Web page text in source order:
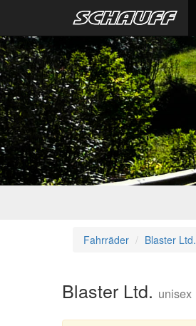
Fahrräder Blaster Ltd.
Blaster Ltd. unisex